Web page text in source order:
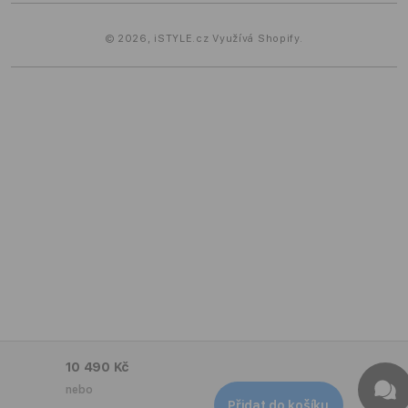
10 490 Kč
nebo
Přidat do košíku
© 2026, iSTYLE.cz Využívá Shopify.